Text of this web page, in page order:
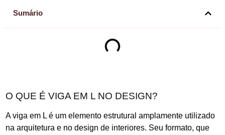
Sumário
O QUE É VIGA EM L NO DESIGN?
A viga em L é um elemento estrutural amplamente utilizado
na arquitetura e no design de interiores. Seu formato, que